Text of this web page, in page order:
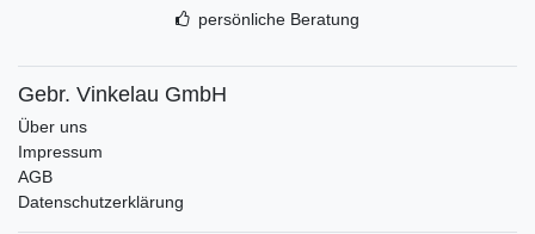
persönliche Beratung
Gebr. Vinkelau GmbH
Über uns
Impressum
AGB
Datenschutzerklärung